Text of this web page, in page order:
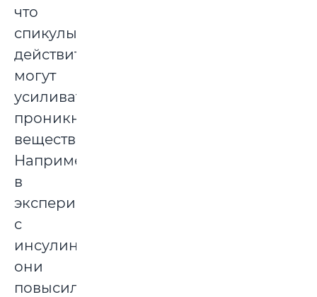
что
спикулы
действительно
могут
усиливать
проникновение
веществ.
Например,
в
эксперименте
с
инсулином
они
повысили